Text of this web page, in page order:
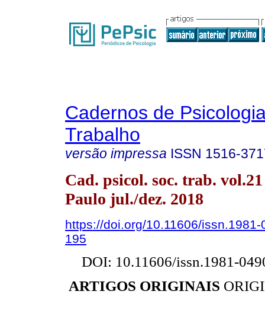
Cadernos de
Trabalho
versão impressa ISSN 1516-
Cad. psicol. soc. trab.
Paulo jul./dez. 2018
https://doi.org/10.11606/
195
DOI: 10.11606/issn.1981-
ARTIGOS ORIGINAIS